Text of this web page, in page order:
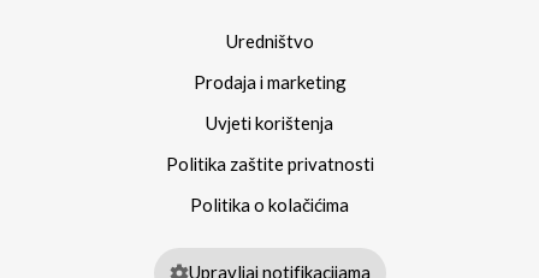
Uredništvo
Prodaja i marketing
Uvjeti korištenja
Politika zaštite privatnosti
Politika o kolačićima
Upravljaj notifikacijama